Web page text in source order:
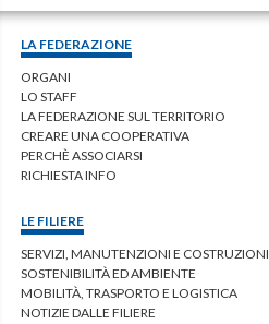
LA FEDERAZIONE
ORGANI
LO STAFF
LA FEDERAZIONE SUL TERRITORIO
CREARE UNA COOPERATIVA
PERCHÈ ASSOCIARSI
RICHIESTA INFO
LE FILIERE
SERVIZI, MANUTENZIONI E COSTRUZIONI
SOSTENIBILITÀ ED AMBIENTE
MOBILITÀ, TRASPORTO E LOGISTICA
NOTIZIE DALLE FILIERE